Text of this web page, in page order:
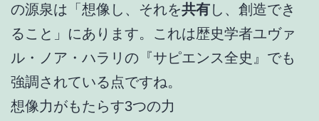
の源泉は「想像し、それを共有し、創造でき
ること」にあります。これは歴史学者ユヴァ
ル・ノア・ハラリの『サピエンス全史』でも
強調されている点ですね。
想像力がもたらす3つの力